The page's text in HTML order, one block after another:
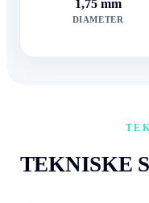
1,75 mm
DIAMETER
TEKNISKE